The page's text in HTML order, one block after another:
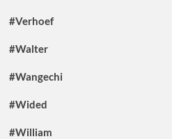
#Verhoef
#Walter
#Wangechi
#Wided
#William